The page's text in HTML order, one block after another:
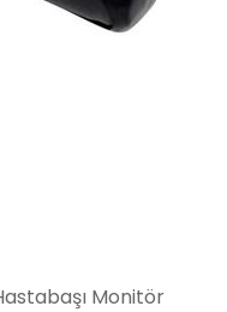
Monitör